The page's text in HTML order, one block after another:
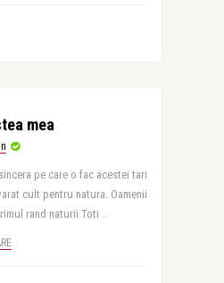
mea
pe care o fac acestei tari
cult pentru natura. Oamenii
rand naturii.Toti ..